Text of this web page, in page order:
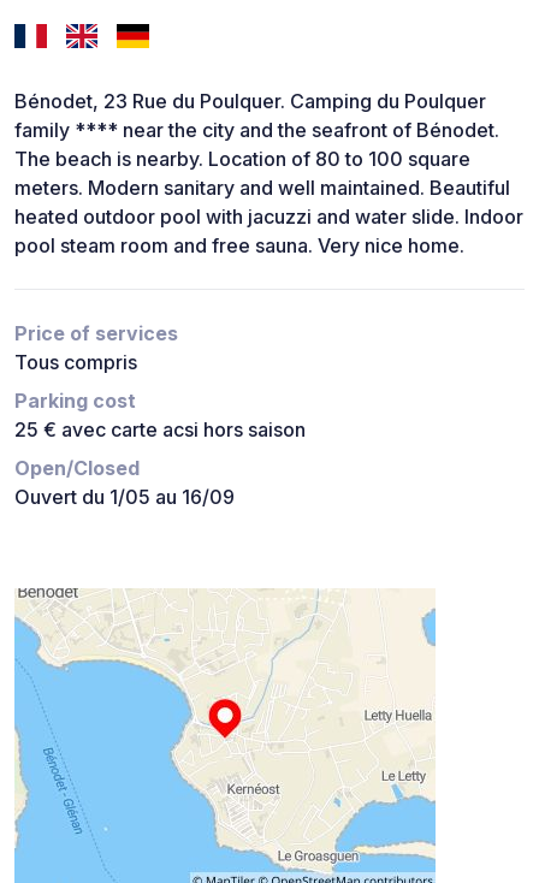
Bénodet, 23 Rue du Poulquer. Camping du Poulquer
family **** near the city and the seafront of Bénodet.
The beach is nearby. Location of 80 to 100 square
meters. Modern sanitary and well maintained. Beautiful
heated outdoor pool with jacuzzi and water slide. Indoor
pool steam room and free sauna. Very nice home.
Price of services
Tous compris
Parking cost
25 € avec carte acsi hors saison
Open/Closed
Ouvert du 1/05 au 16/09